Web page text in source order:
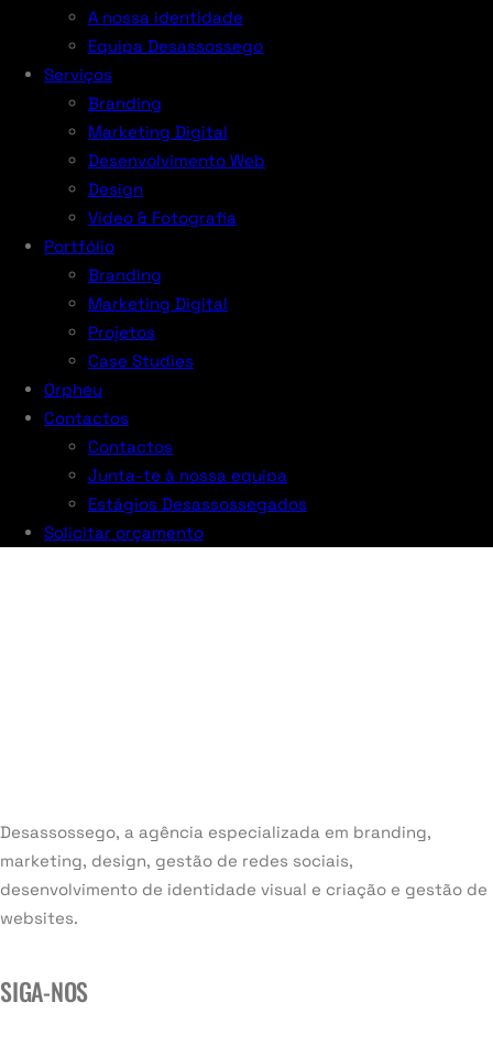
A nossa identidade
Equipa Desassossego
Serviços
Branding
Marketing Digital
Desenvolvimento Web
Design
Vídeo & Fotografia
Portfólio
Branding
Marketing Digital
Projetos
Case Studies
Orpheu
Contactos
Contactos
Junta-te à nossa equipa
Estágios Desassossegados
Solicitar orçamento
Desassossego, a agência especializada em branding,
marketing, design, gestão de redes sociais,
desenvolvimento de identidade visual e criação e gestão de
websites.
SIGA-NOS